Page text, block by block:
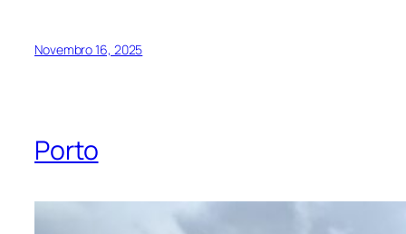
Novembro 16, 2025
Porto